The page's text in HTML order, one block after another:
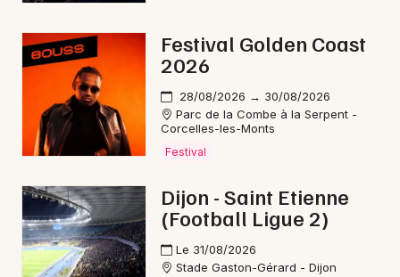
21 - Côte d'Or
Choisir mes départements
Mon email
Je m'abonne
Festival Golden Coast
2026
28/08/2026 → 30/08/2026
Parc de la Combe à la Serpent -
Corcelles-les-Monts
Festival
Dijon - Saint Etienne
(Football Ligue 2)
Le 31/08/2026
Stade Gaston-Gérard - Dijon